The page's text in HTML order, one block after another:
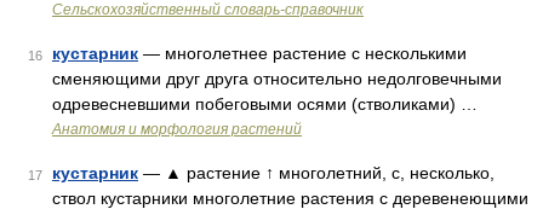
Сельскохозяйственный словарь-справочник
16 кустарник — многолетнее растение с несколькими
сменяющими друг друга относительно недолговечными
одревесневшими побеговыми осями (стволиками) …
Анатомия и морфология растений
17 кустарник — ▲ растение ↑ многолетний, с, несколько,
ствол кустарники многолетние растения с деревенеющими